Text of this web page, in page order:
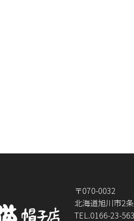
〒070-0032
北海道旭川市2
TEL.0166-23-